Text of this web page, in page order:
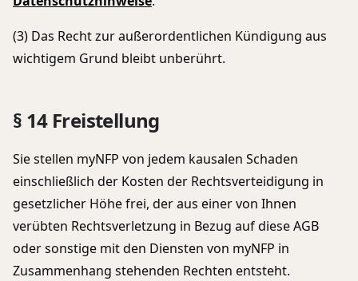
(3) Das Recht zur außerordentlichen Kündigung aus
wichtigem Grund bleibt unberührt.
§ 14 Freistellung
Sie stellen myNFP von jedem kausalen Schaden
einschließlich der Kosten der Rechtsverteidigung in
gesetzlicher Höhe frei, der aus einer von Ihnen
verübten Rechtsverletzung in Bezug auf diese AGB
oder sonstige mit den Diensten von myNFP in
Zusammenhang stehenden Rechten entsteht.